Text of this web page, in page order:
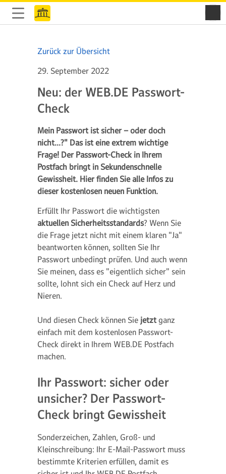
Zurück zur Übersicht
29. September 2022
Neu: der WEB.DE Passwort-
Check
Mein Passwort ist sicher – oder doch
nicht…?" Das ist eine extrem wichtige
Frage! Der Passwort-Check in Ihrem
Postfach bringt in Sekundenschnelle
Gewissheit. Hier finden Sie alle Infos zu
dieser kostenlosen neuen Funktion.
Erfüllt Ihr Passwort die wichtigsten
aktuellen Sicherheitsstandards? Wenn Sie
die Frage jetzt nicht mit einem klaren "Ja"
beantworten können, sollten Sie Ihr
Passwort unbedingt prüfen. Und auch wenn
Sie meinen, dass es "eigentlich sicher" sein
sollte, lohnt sich ein Check auf Herz und
Nieren.
Und diesen Check können Sie jetztganz
einfach mit dem kostenlosen Passwort-
Check direkt in Ihrem WEB.DE Postfach
machen.
Ihr Passwort: sicher oder
unsicher? Der Passwort-
Check bringt Gewissheit
Sonderzeichen, Zahlen, Groß- und
Kleinschreibung: Ihr E-Mail-Passwort muss
bestimmte Kriterien erfüllen, damit es